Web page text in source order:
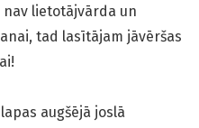
nav lietotājvārda un
tad lasītājam jāvēršas
augšējā joslā